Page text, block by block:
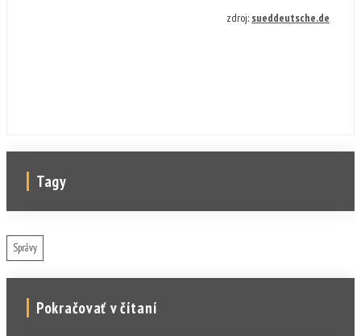
zdroj: sueddeutsche.de
Tagy
Správy
Pokračovať v čítaní